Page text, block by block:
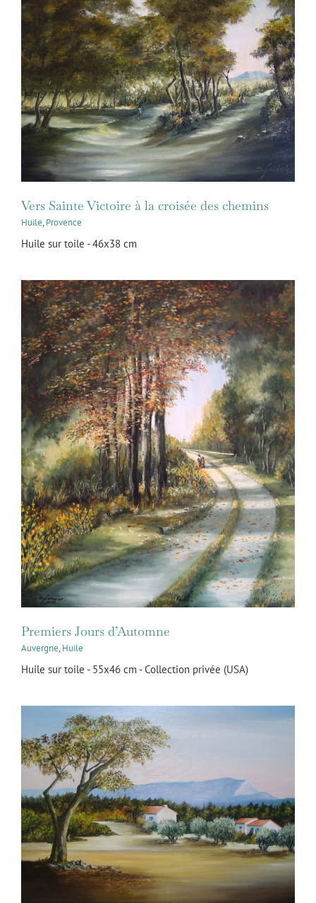
Vers Sainte Victoire à la croisée des chemins
Huile, Provence
Huile sur toile - 46x38 cm
Premiers Jours d’Automne
Auvergne, Huile
Huile sur toile - 55x46 cm - Collection privée (USA)